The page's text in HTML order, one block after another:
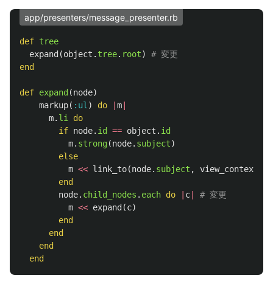
app/presenters/message_presenter.rb
def tree
expand (object . tree. root)
# 変更
end
def expand (node)
markup( :ul ) do m
m. li
do
if node. id == object . id
m. strong(node. subject)
else
m << link_to(node. subject , view_context
end
node. child_nodes . each do c
# 変更
m << expand (c)
end
end
end
end